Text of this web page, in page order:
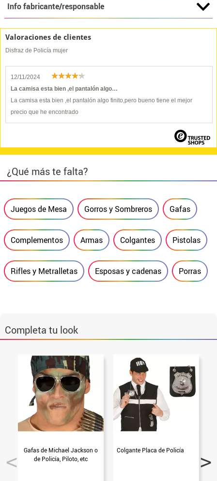
Info fabricante/responsable
Valoraciones de clientes
Disfraz de Policía mujer
12/11/2024
La camisa esta bien ,el pantalón algo…
La camisa esta bien ,el pantalón algo finito,pero bueno tiene el mejor
precio que he encontrado
¿Qué más te falta?
Juegos de Mesa Gorros y Sombreros Gafas
Complementos Armas Colgantes Pistolas
Rifles y Metralletas Esposas y cadenas Porras
Completa tu look
Gafas de Michael Jackson o
de Policía, Piloto, etc
Colgante Placa de Policía